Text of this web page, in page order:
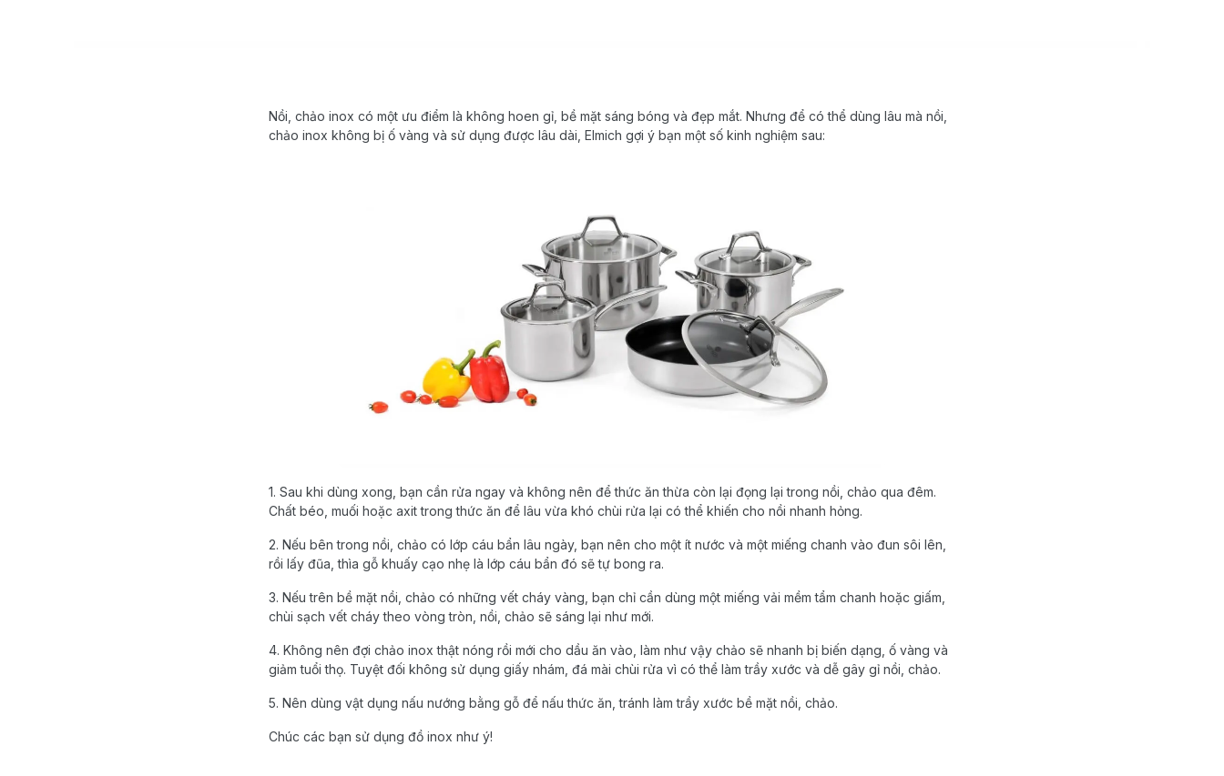
Nồi, chảo inox có một ưu điểm là không hoen gỉ, bề mặt sáng bóng và đẹp mắt. Nhưng để có thể dùng lâu mà nồi,
chảo inox không bị ố vàng và sử dụng được lâu dài, Elmich gợi ý bạn một số kinh nghiệm sau:
1. Sau khi dùng xong, bạn cần rửa ngay và không nên để thức ăn thừa còn lại đọng lại trong nồi, chảo qua đêm.
Chất béo, muối hoặc axit trong thức ăn để lâu vừa khó chùi rửa lại có thể khiến cho nồi nhanh hỏng.
2. Nếu bên trong nồi, chảo có lớp cáu bẩn lâu ngày, bạn nên cho một ít nước và một miếng chanh vào đun sôi lên,
rồi lấy đũa, thìa gỗ khuấy cạo nhẹ là lớp cáu bẩn đó sẽ tự bong ra.
3. Nếu trên bề mặt nồi, chảo có những vết cháy vàng, bạn chỉ cần dùng một miếng vải mềm tẩm chanh hoặc giấm,
chùi sạch vết cháy theo vòng tròn, nồi, chảo sẽ sáng lại như mới.
4. Không nên đợi chảo inox thật nóng rồi mới cho dầu ăn vào, làm như vậy chảo sẽ nhanh bị biến dạng, ố vàng và
giảm tuổi thọ. Tuyệt đối không sử dụng giấy nhám, đá mài chùi rửa vì có thể làm trầy xước và dễ gây gỉ nồi, chảo.
5. Nên dùng vật dụng nấu nướng bằng gỗ để nấu thức ăn, tránh làm trầy xước bề mặt nồi, chảo.
Chúc các bạn sử dụng đồ inox như ý!